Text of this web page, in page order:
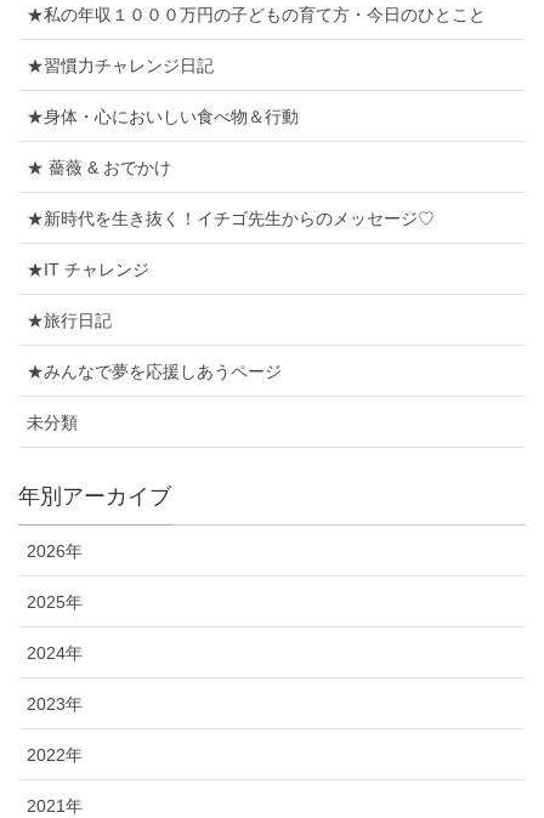
★私の年収１０００万円の子どもの育て方・今日のひとこと
★習慣力チャレンジ日記
★身体・心においしい食べ物＆行動
★ 薔薇 & おでかけ
★新時代を生き抜く！イチゴ先生からのメッセージ♡
★IT チャレンジ
★旅行日記
★みんなで夢を応援しあうページ
未分類
年別アーカイブ
2026年
2025年
2024年
2023年
2022年
2021年